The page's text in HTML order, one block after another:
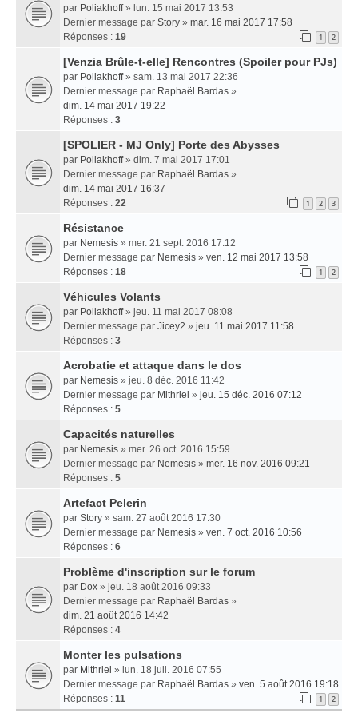
par Poliakhoff» lun. 15 mai 2017 13:53
Dernier message par Story » mar. 16 mai 2017 17:58
Réponses : 19 1 2
[Venzia Brûle-t-elle] Rencontres (Spoiler pour PJs)
par Poliakhoff» sam. 13 mai 2017 22:36
Dernier message par Raphaël Bardas »
dim. 14 mai 2017 19:22
Réponses : 3
[SPOLIER - MJ Only] Porte des Abysses
par Poliakhoff» dim. 7 mai 2017 17:01
Dernier message par Raphaël Bardas »
dim. 14 mai 2017 16:37
Réponses : 22 1 2 3
Résistance
par Nemesis » mer. 21 sept. 2016 17:12
Dernier message par Nemesis » ven. 12 mai 2017 13:58
Réponses : 18 1 2
Véhicules Volants
par Poliakhoff» jeu. 11 mai 2017 08:08
Dernier message par Jicey2 » jeu. 11 mai 2017 11:58
Réponses : 3
Acrobatie et attaque dans le dos
par Nemesis » jeu. 8 déc. 2016 11:42
Dernier message par Mithriel » jeu. 15 déc. 2016 07:12
Réponses : 5
Capacités naturelles
par Nemesis » mer. 26 oct. 2016 15:59
Dernier message par Nemesis » mer. 16 nov. 2016 09:21
Réponses : 5
Artefact Pelerin
par Story » sam. 27 août 2016 17:30
Dernier message par Nemesis » ven. 7 oct. 2016 10:56
Réponses : 6
Problème d'inscription sur le forum
par Dox » jeu. 18 août 2016 09:33
Dernier message par Raphaël Bardas »
dim. 21 août 2016 14:42
Réponses : 4
Monter les pulsations
par Mithriel » lun. 18 juil. 2016 07:55
Dernier message par Raphaël Bardas » ven. 5 août 2016 19:18
Réponses : 11 1 2